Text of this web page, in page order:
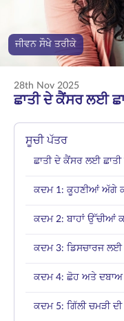
ENGLISH
ਆਨਲਾਈਨ ਖਰੀਦੋ
ਜੀਵਨ ਸੌਖੇ ਤਰੀਕੇ
28th Nov 2025
ਛਾਤੀ ਦੇ ਕੈਂਸਰ ਲਈ
ਸੂਚੀ ਪੱਤਰ
ਛਾਤੀ ਦੇ ਕੈਂਸਰ ਲਈ ਛਾਤੀ
ਕਦਮ 1: ਕੂਹਣੀਆਂ ਅੱਗੇ
ਕਦਮ 2: ਬਾਹਾਂ ਉੱਚੀਆਂ
ਕਦਮ 3: ਡਿਸਚਾਰਜ ਲਈ
ਕਦਮ 4: ਛੋਹ ਅਤੇ
ਕਦਮ 5: ਗਿੱਲੀ ਚਮੜੀ ਦੀ